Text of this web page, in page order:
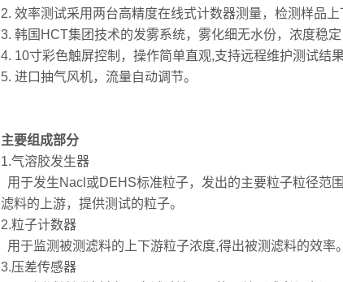
2. 效率测试采用两台高精度在线式计数器测量，检测样品
3. 韩国 HCT集团技术的发雾系统，雾化细无水份，浓度稳
4. 10寸彩色触屏控制，操作简单直观,支持远程维护测试结
5. 进口抽气风机，流量自动调节。
主要组成部分
1.气溶胶发生器
用于发生Nacl或DEHS标准粒子，发出的主要粒子粒径范围
滤料的上游，提供测试的粒子。
2.粒子计数器
用于监测被测滤料的上下游粒子浓度,得出被测滤料的效率。
3.压差传感器